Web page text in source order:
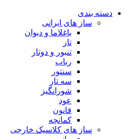
دسته بندی
ساز های ایرانی
باغلاما و دیوان
تار
تنبور و دوتار
رباب
سنتور
سه تار
شورانگیز
عود
قانون
کمانچه
ساز های کلاسیک خارجی